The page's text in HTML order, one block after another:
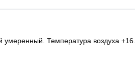
умеренный. Температура воздуха